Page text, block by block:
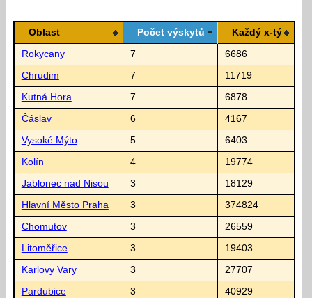
Oblast Počet výskytů Každý x-tý
Rokycany 7 6686
Chrudim 7 11719
Kutná Hora 7 6878
Čáslav 6 4167
Vysoké Mýto 5 6403
Kolín 4 19774
Jablonec nad Nisou 3 18129
Hlavní Město Praha 3 374824
Chomutov 3 26559
Litoměřice 3 19403
Karlovy Vary 3 27707
Pardubice 3 40929